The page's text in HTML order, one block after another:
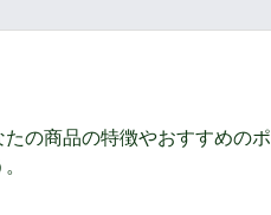
の商品の特徴やおすすめのポ